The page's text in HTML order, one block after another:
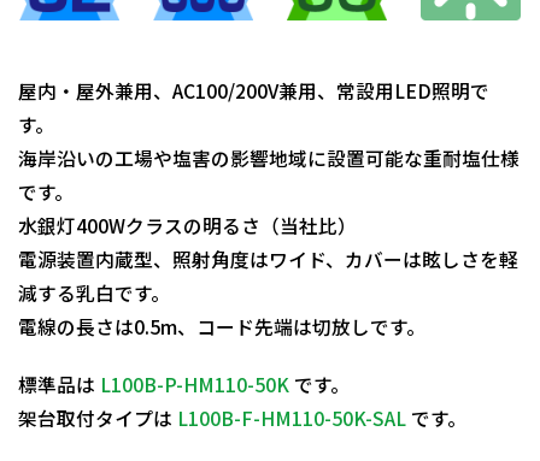
屋内・屋外兼用、AC100/200V兼用、常設用LED照明で
す。
海岸沿いの工場や塩害の影響地域に設置可能な重耐塩仕様
です。
水銀灯400Wクラスの明るさ（当社比）
電源装置内蔵型、照射角度はワイド、カバーは眩しさを軽
減する乳白です。
電線の長さは0.5m、コード先端は切放しです。
標準品は L100B-P-HM110-50K です。
架台取付タイプは L100B-F-HM110-50K-SAL です。